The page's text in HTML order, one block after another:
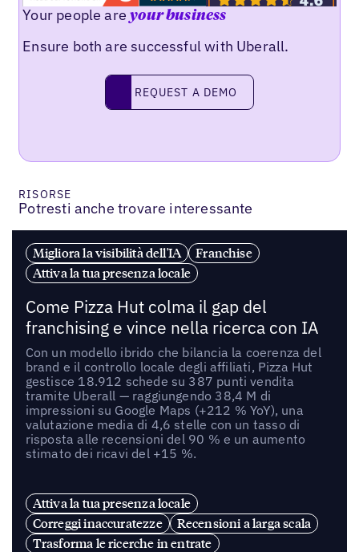
Your people areyour business
Ensure both are successful with Uberall.
request a demo
REQUEST A DEMO
RISORSE
Potresti anche trovare interessante
Migliora la visibilità dell'IA
Franchise
Attiva la tua presenza locale
Come Pizza Hut colma il gap del
franchising e vince nella ricerca con IA
Con un modello ibrido che bilancia la coerenza del
brand e il controllo locale degli affiliati, Pizza Hut
gestisce 18.912 schede su 387 punti vendita
tramite Uberall — raggiungendo 38,4 M di
impressioni su Google Maps (+212 % YoY), una
valutazione media di 4,6 stelle con un tasso di
risposta alle recensioni del 90 % e un aumento
stimato dei ricavi del +15 %.
Attiva la tua presenza locale
Correggi inaccuratezze
Recensioni a larga scala
Trasforma le ricerche in entrate